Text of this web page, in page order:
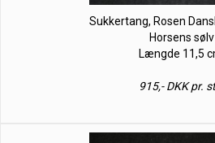
Sukkertang, Rosen
Horsens sølv
Længde 11,5
915,- DKK pr.